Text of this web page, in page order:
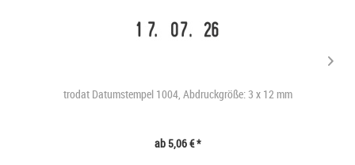
trodat Datumstempel 1004, Abdruckgröße: 3 x 12 mm
ab 5,06 € *